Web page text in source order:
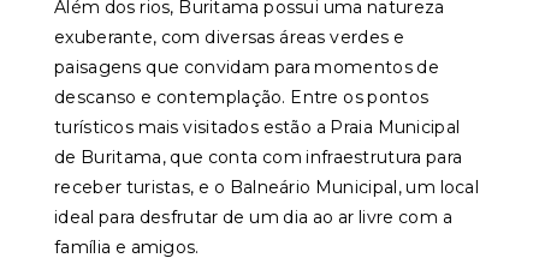
Além dos rios, Buritama possui uma natureza
exuberante, com diversas áreas verdes e
paisagens que convidam para momentos de
descanso e contemplação. Entre os pontos
turísticos mais visitados estão a Praia Municipal
de Buritama, que conta com infraestrutura para
receber turistas, e o Balneário Municipal, um local
ideal para desfrutar de um dia ao ar livre com a
família e amigos.